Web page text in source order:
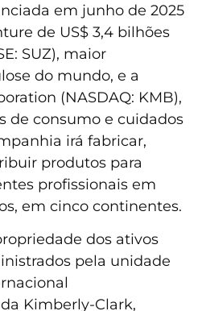
em junho de 2025
de US$ 3,4 bilhões
SUZ), maior
do mundo, e a
(NASDAQ: KMB),
de consumo e cuidados
irá fabricar,
produtos para
profissionais em
em cinco continentes.
dos ativos
pela unidade
da Kimberly-Clark,